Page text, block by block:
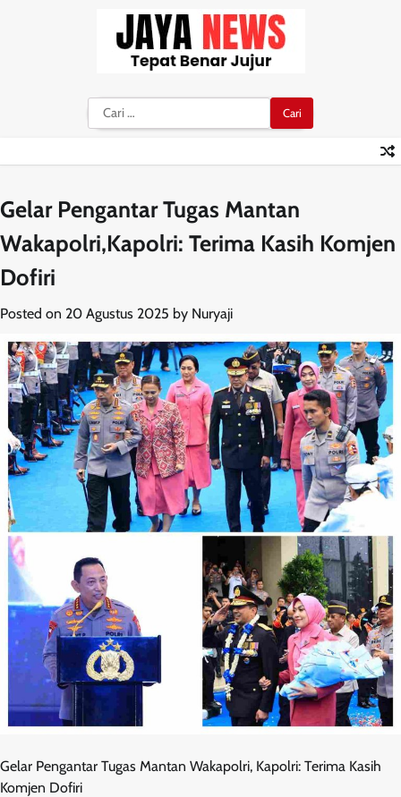
Cari
untuk:
Gelar Pengantar Tugas Mantan
Wakapolri,Kapolri: Terima Kasih Komjen
Dofiri
Posted on 20 Agustus 2025 by Nuryaji
Gelar Pengantar Tugas Mantan Wakapolri, Kapolri: Terima Kasih
Komjen Dofiri